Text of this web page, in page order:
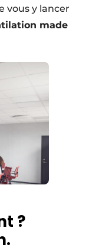
vous y lancer
made
?